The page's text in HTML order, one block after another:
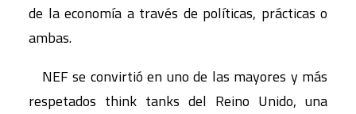
de la economía a través de políticas, prácticas o
ambas.
NEF se convirtió en uno de las mayores y más
respetados think tanks del Reino Unido, una